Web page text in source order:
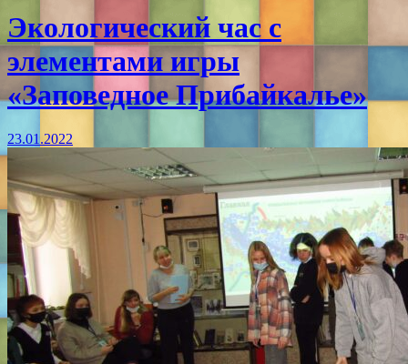
Экологический час с
элементами игры
«Заповедное Прибайкалье»
23.01.2022